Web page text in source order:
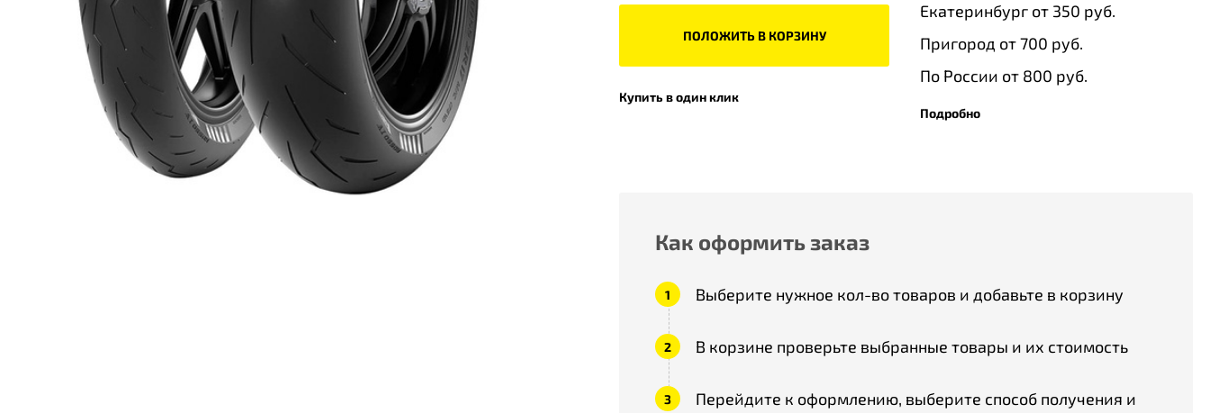
ПОЛОЖИТЬ В КОРЗИНУ
Купить в один клик
Екатеринбург от 350 руб.
Пригород от 700 руб.
По России от 800 руб.
Подробно
Как оформить заказ
Выберите нужное кол-во товаров и добавьте в корзину
В корзине проверьте выбранные товары и их стоимость
Перейдите к оформлению, выберите способ получения и